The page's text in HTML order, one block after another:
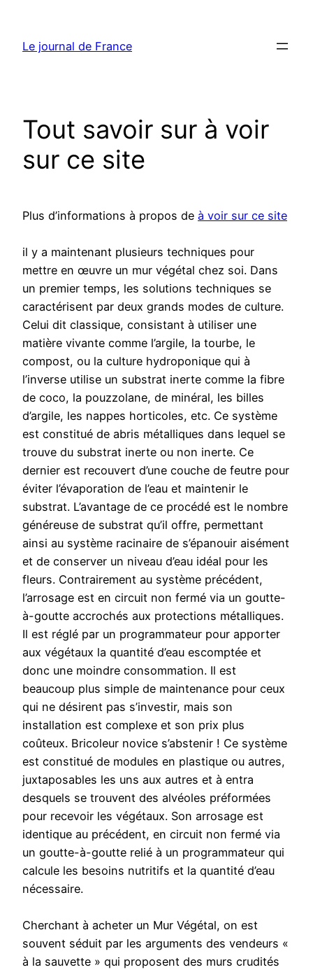
contenu
Le journal de France
Tout savoir sur à voir
sur ce site
Plus d’informations à propos de à voir sur ce site
il y a maintenant plusieurs techniques pour
mettre en œuvre un mur végétal chez soi. Dans
un premier temps, les solutions techniques se
caractérisent par deux grands modes de culture.
Celui dit classique, consistant à utiliser une
matière vivante comme l’argile, la tourbe, le
compost, ou la culture hydroponique qui à
l’inverse utilise un substrat inerte comme la fibre
de coco, la pouzzolane, de minéral, les billes
d’argile, les nappes horticoles, etc. Ce système
est constitué de abris métalliques dans lequel se
trouve du substrat inerte ou non inerte. Ce
dernier est recouvert d’une couche de feutre pour
éviter l’évaporation de l’eau et maintenir le
substrat. L’avantage de ce procédé est le nombre
généreuse de substrat qu’il offre, permettant
ainsi au système racinaire de s’épanouir aisément
et de conserver un niveau d’eau idéal pour les
fleurs. Contrairement au système précédent,
l’arrosage est en circuit non fermé via un goutte-
à-goutte accrochés aux protections métalliques.
Il est réglé par un programmateur pour apporter
aux végétaux la quantité d’eau escomptée et
donc une moindre consommation. Il est
beaucoup plus simple de maintenance pour ceux
qui ne désirent pas s’investir, mais son
installation est complexe et son prix plus
coûteux. Bricoleur novice s’abstenir ! Ce système
est constitué de modules en plastique ou autres,
juxtaposables les uns aux autres et à entra
desquels se trouvent des alvéoles préformées
pour recevoir les végétaux. Son arrosage est
identique au précédent, en circuit non fermé via
un goutte-à-goutte relié à un programmateur qui
calcule les besoins nutritifs et la quantité d’eau
nécessaire.
Cherchant à acheter un Mur Végétal, on est
souvent séduit par les arguments des vendeurs «
à la sauvette » qui proposent des murs crudités